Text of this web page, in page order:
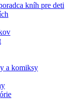
kníh pre deti
a komiksy